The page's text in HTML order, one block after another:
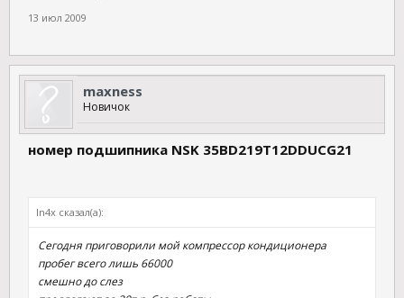
13 июл 2009
maxness
Новичок
номер подшипника NSK 35BD219T12DDUCG21
In4x сказал(а):
Сегодня приговорили мой компрессор кондиционера
пробег всего лишь 66000
смешно до слез